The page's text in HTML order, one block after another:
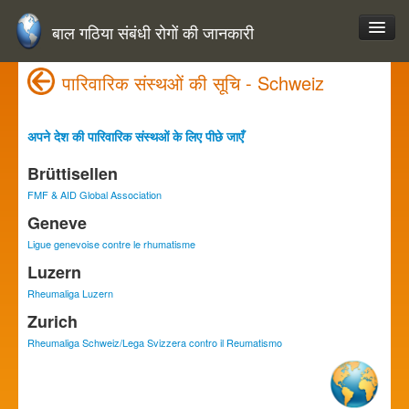
बाल गठिया संबंधी रोगों की जानकारी
पारिवारिक संस्थओं की सूचि - Schweiz
अपने देश की पारिवारिक संस्थओं के लिए पीछे जाएँ
Brüttisellen
FMF & AID Global Association
Geneve
Ligue genevoise contre le rhumatisme
Luzern
Rheumaliga Luzern
Zurich
Rheumaliga Schweiz/Lega Svizzera contro il Reumatismo